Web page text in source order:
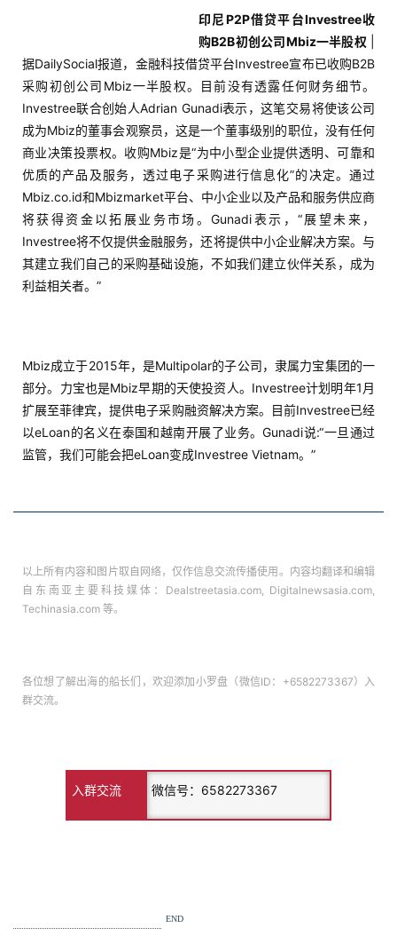
u
b
干
货
精
选
印尼P2P借贷平台Investree收
购B2B初创公司Mbiz一半股权
据DailySocial报道，金融科技借贷平台Investree宣布已收购B2B
采购初创公司Mbiz一半股权。目前没有透露任何财务细节。
Investree联合创始人Adrian Gunadi表示，这笔交易将使该公司
成为Mbiz的董事会观察员，这是一个董事级别的职位，没有任何
商业决策投票权。收购Mbiz是“为中小型企业提供透明、可靠和
优质的产品及服务，透过电子采购进行信息化”的决定。通过
Mbiz.co.id和Mbizmarket平台、中小企业以及产品和服务供应商
将获得资金以拓展业务市场。Gunadi表示，“展望未来，
Investree将不仅提供金融服务，还将提供中小企业解决方案。与
其建立我们自己的采购基础设施，不如我们建立伙伴关系，成为
利益相关者。”
Mbiz成立于2015年，是Multipolar的子公司，隶属力宝集团的一
部分。力宝也是Mbiz早期的天使投资人。Investree计划明年1月
扩展至菲律宾，提供电子采购融资解决方案。目前Investree已经
以eLoan的名义在泰国和越南开展了业务。Gunadi说:“一旦通过
监管，我们可能会把eLoan变成Investree Vietnam。”
以上所有内容和图片取自网络，仅作信息交流传播使用。内容均翻译和编辑
自东南亚主要科技媒体：Dealstreetasia.com, Digitalnewsasia.com,
Techinasia.com 等。
各位想了解出海的船长们，欢迎添加小罗盘（微信ID：+6582273367）入
群交流。
入群交流 微信号：6582273367
END